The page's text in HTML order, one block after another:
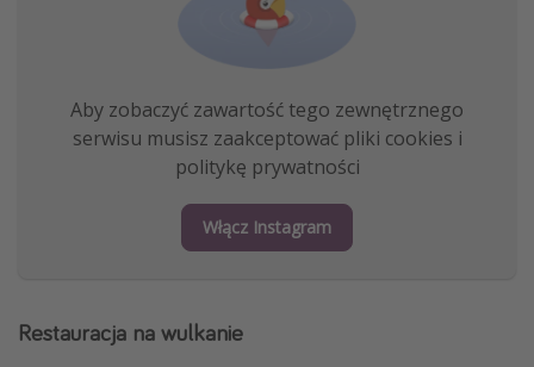
Aby zobaczyć zawartość tego zewnętrznego
serwisu musisz zaakceptować pliki cookies i
politykę prywatności
Włącz Instagram
Restauracja na wulkanie